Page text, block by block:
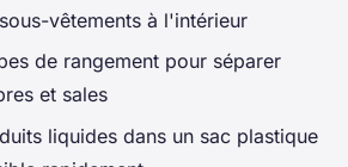
vêtements à l'intérieur
de rangement pour séparer
et sales
liquides dans un sac plastique